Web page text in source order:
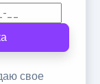
свое